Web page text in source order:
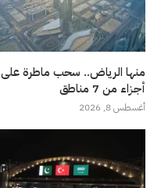
منها الرياض.. سحب ماطرة على
أجزاء من 7 مناطق
أغسطس 8, 2026